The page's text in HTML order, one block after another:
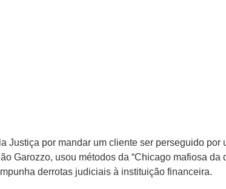
por mandar um cliente ser perseguido por
Garozzo, usou métodos da “Chicago mafiosa da
derrotas judiciais à instituição financeira.